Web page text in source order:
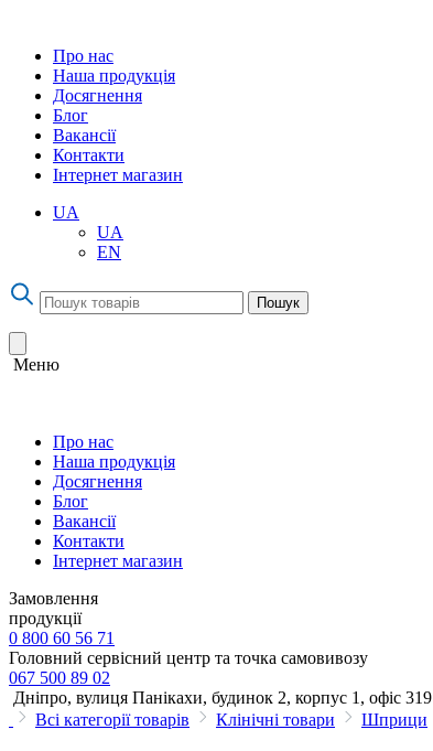
Про нас
Наша продукція
Досягнення
Блог
Вакансії
Контакти
Інтернет магазин
UA
UA
EN
Пошук
Меню
Про нас
Наша продукція
Досягнення
Блог
Вакансії
Контакти
Інтернет магазин
Замовлення
продукції
0 800 60 56 71
Головний сервісний центр та точка самовивозу
067 500 89 02
Дніпро, вулиця Панікахи, будинок 2, корпус 1, офіс 319
Всі категорії товарів
Клінічні товари Шприци